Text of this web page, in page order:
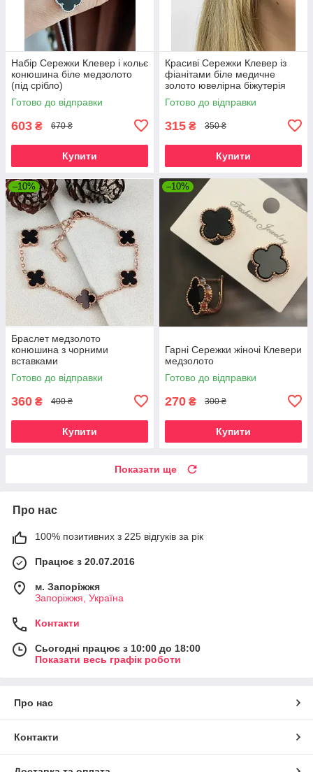
Набір Сережки Клевер і кольє
конюшина біле медзолото
(під срібло)
Готово до відправки
603 ₴ 670 ₴
Купити
Красиві Сережки Клевер із
фіанітами біле медичне
золото ювелірна біжутерія
Готово до відправки
315 ₴ 350 ₴
Купити
–10%
Браслет медзолото
конюшина з чорними
вставками
Готово до відправки
360 ₴ 400 ₴
Купити
–10%
Гарні Сережки жіночі Клевери
медзолото
Готово до відправки
270 ₴ 300 ₴
Купити
Показати ще
Про нас
100% позитивних з 225 відгуків за рік
Працює з 20.07.2016
м. Запоріжжя
Запоріжжя, Україна
Контакти
Сьогодні працює з 10:00 до 18:00
Показати весь графік роботи
Про нас
Контакти